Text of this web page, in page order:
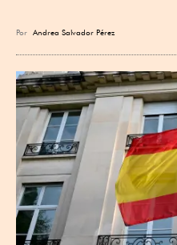
Por Andrea Salvador Pérez